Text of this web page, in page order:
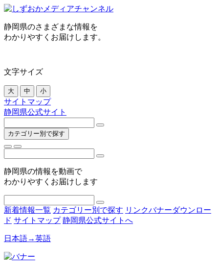
静岡県のさまざまな情報を
わかりやすくお届けします。
文字サイズ
大 中 小
サイトマップ
静岡県公式サイト
カテゴリー別で探す
静岡県の情報を動画で
わかりやすくお届けします
新着情報一覧 カテゴリー別で探す リンクバナーダウンロー
ド サイトマップ 静岡県公式サイトへ
日本語→英語